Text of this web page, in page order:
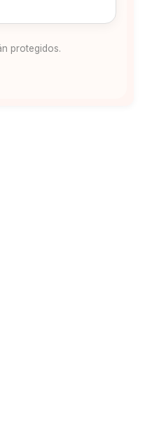
protegidos.